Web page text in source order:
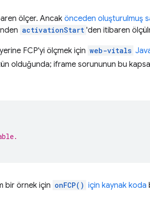
ölçer. Ancak önceden oluşturulmuş
activationStart 'den itibaren
FCP'yi ölçmek için web-vitals
olduğunda; iframe sorununun bu
bir örnek için onFCP() için kaynak koda